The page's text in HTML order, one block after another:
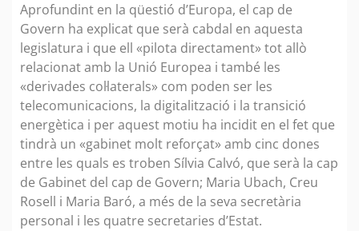
Aprofundint en la qüestió d’Europa, el cap de
Govern ha explicat que serà cabdal en aquesta
legislatura i que ell «pilota directament» tot allò
relacionat amb la Unió Europea i també les
«derivades col·laterals» com poden ser les
telecomunicacions, la digitalització i la transició
energètica i per aquest motiu ha incidit en el fet que
tindrà un «gabinet molt reforçat» amb cinc dones
entre les quals es troben Sílvia Calvó, que serà la cap
de Gabinet del cap de Govern; Maria Ubach, Creu
Rosell i Maria Baró, a més de la seva secretària
personal i les quatre secretaries d’Estat.